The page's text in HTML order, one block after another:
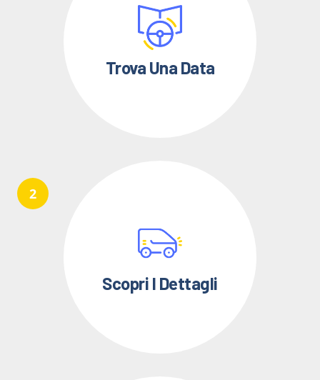
Trova Una Data
Scopri I Dettagli